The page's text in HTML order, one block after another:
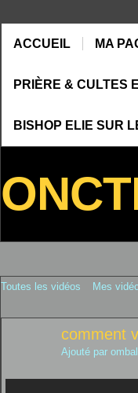
ACCUEIL MA
PRIÈRE & CULTES
BISHOP ELIE SUR
Toutes les vidéos Mes
comment
Ajouté par